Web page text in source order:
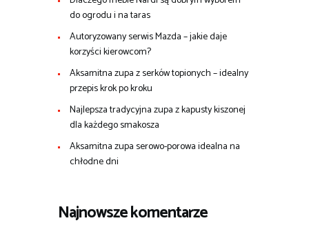
do ogrodu i na taras
Autoryzowany serwis Mazda – jakie daje
korzyści kierowcom?
Aksamitna zupa z serków topionych – idealny
przepis krok po kroku
Najlepsza tradycyjna zupa z kapusty kiszonej
dla każdego smakosza
Aksamitna zupa serowo-porowa idealna na
chłodne dni
Najnowsze komentarze